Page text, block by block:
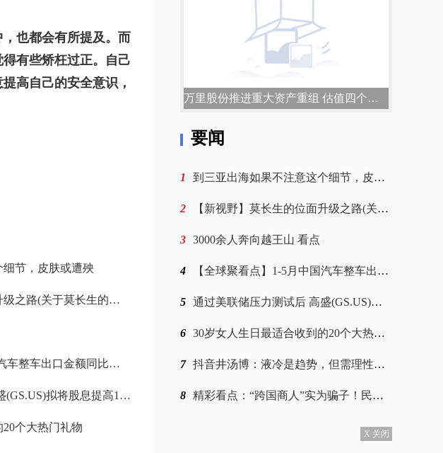
也都会有所提及。而
有些矫枉过正。自己
高自己的安全意识，
节，皮肤或遭殃
莫长生的位面升级之路的简介)
车出口金额同比增长1.2倍
将股息提高10% 环球观速讯
个大热门礼物
万里股份推进重大资产重组 估值四个月猛增23.8亿元
要闻
1 到三亚出海如果不注意这个细节，皮肤或遭殃
2 【新视野】莫长生的位面升级之路(关于莫长生的位面升级之路的简介)
3 3000余人奔向越王山 看点
4 【全球聚看点】1-5月中国汽车整车出口金额同比增长1.2倍
5 通过美联储压力测试后 高盛(GS.US)拟将股息提高10% 环球观速讯
6 30岁女人生日最适合收到的20个大热门礼物
7 抖音井汤博：液冷是趋势，但需理性看待_世界讯息
8 精彩看点：“跨国商人”实为骗子！民警为群众追回被骗款
X 关闭